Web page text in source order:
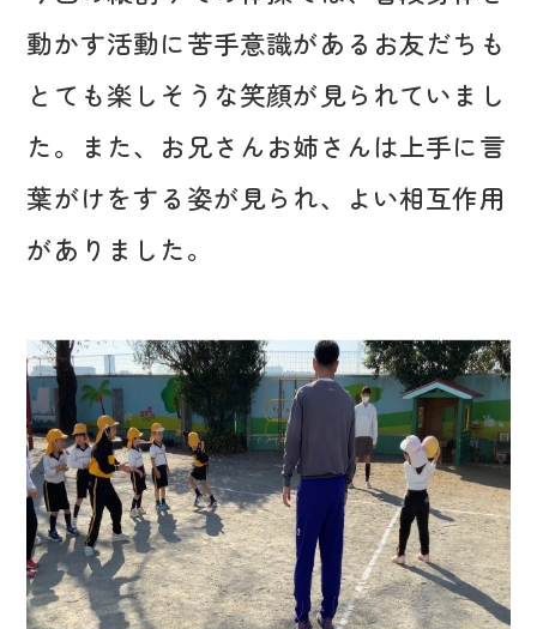
動かす活動に苦手意識があるお友だちも
とても楽しそうな笑顔が見られていまし
た。また、お兄さんお姉さんは上手に言
葉がけをする姿が見られ、よい相互作用
がありました。